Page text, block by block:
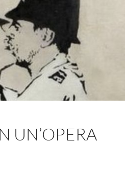
UN’OPERA